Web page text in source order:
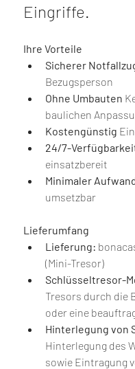
Eingriffe.
Ihre Vorteile
Sicherer
Bezugsperson
Ohne Umbauten
baulichen
Kostengünstig
24/7-
einsatzbereit
Minimaler
umsetzbar
Lieferumfang
Lieferung:
(Mini-Tresor)
Schlüsseltresor-
Tresors durch die
oder eine
Hinterlegung von
Hinterlegung des
sowie Eintragung